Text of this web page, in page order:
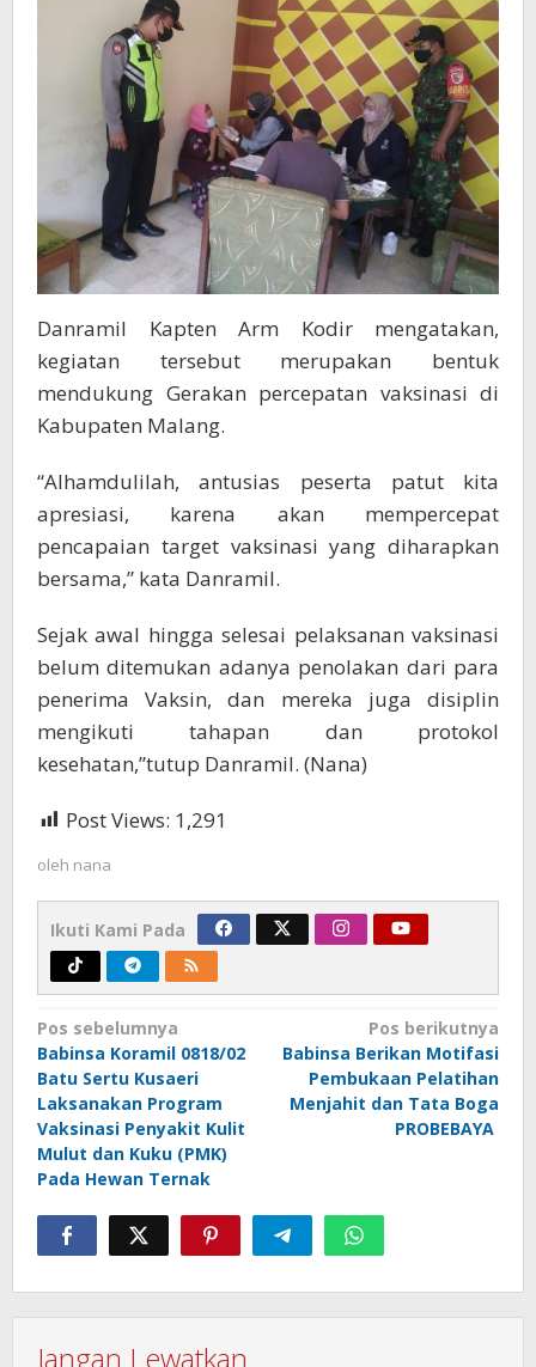
Danramil Kapten Arm Kodir mengatakan,
kegiatan tersebut merupakan bentuk
mendukung Gerakan percepatan vaksinasi di
Kabupaten Malang.
“Alhamdulilah, antusias peserta patut kita
apresiasi, karena akan mempercepat
pencapaian target vaksinasi yang diharapkan
bersama,” kata Danramil.
Sejak awal hingga selesai pelaksanan vaksinasi
belum ditemukan adanya penolakan dari para
penerima Vaksin, dan mereka juga disiplin
mengikuti tahapan dan protokol
kesehatan,”tutup Danramil. (Nana)
Post Views: 1,291
oleh nana
Ikuti Kami Pada
Navigasi
pos
Pos sebelumnya
Babinsa Koramil 0818/02
Batu Sertu Kusaeri
Laksanakan Program
Vaksinasi Penyakit Kulit
Mulut dan Kuku (PMK)
Pada Hewan Ternak
Pos berikutnya
Babinsa Berikan Motifasi
Pembukaan Pelatihan
Menjahit dan Tata Boga
PROBEBAYA
Jangan Lewatkan